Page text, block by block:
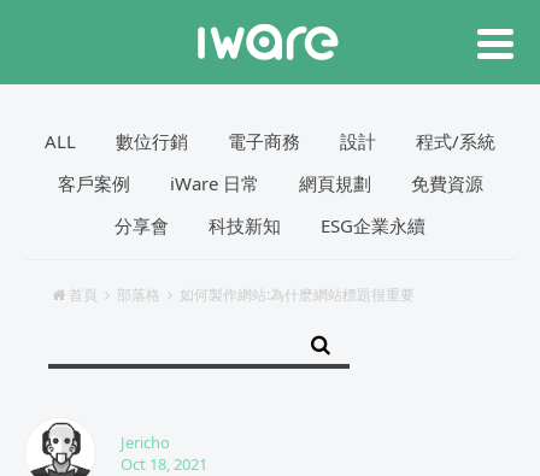
ALL 數位行銷 電子商務 設計
程式/系統
客戶案例
iWare 日常 網頁規劃
免費資源
分享會
科技新知 ESG企業永續
首頁 部落格 如何製作網站:為什麽網站標題很重要
Jericho
Oct 18, 2021